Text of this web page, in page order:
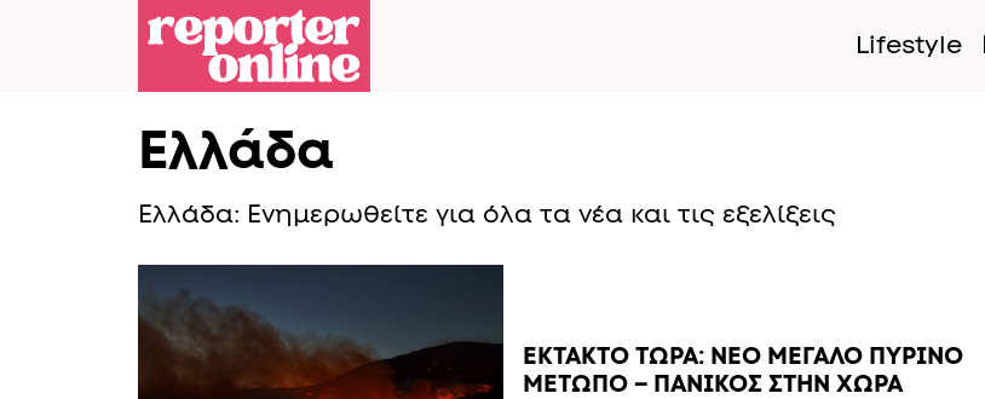
Skip to content
Skip to footer
Lifestyle
Ελλάδα
Ελλάδα: Ενημερωθείτε για όλα τα νέα και τις εξελίξεις
ΕΚΤΑΚΤΟ ΤΩΡΑ: ΝΕΟ ΜΕΓΑΛΟ ΠΥΡΙΝΟ
ΜΕΤΩΠΟ – ΠΑΝΙΚΟΣ ΣΤΗΝ ΧΩΡΑ